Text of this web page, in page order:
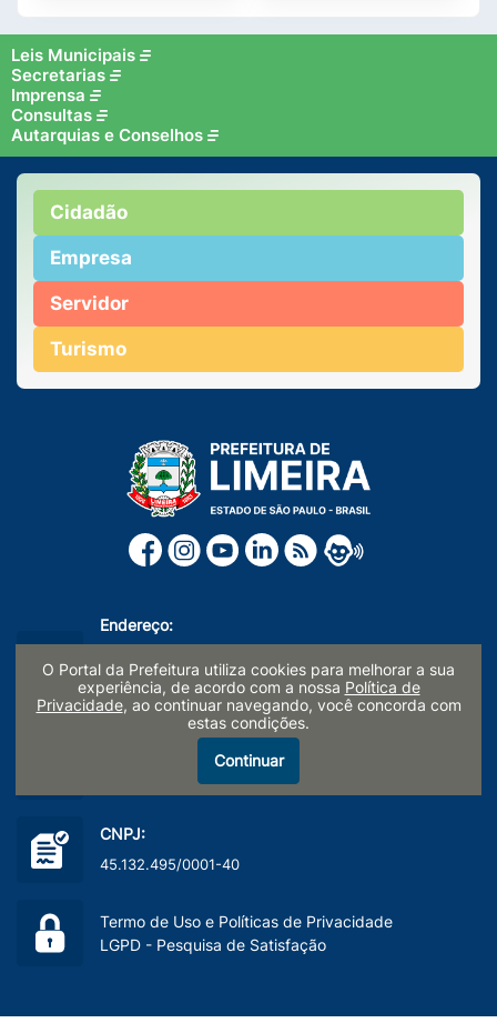
Leis Municipais
Secretarias
Imprensa
Consultas
Autarquias e Conselhos
Cidadão
Empresa
Servidor
Turismo
Endereço:
Rua Prefeito Doutor Alberto Ferreira nº 179
Centro, Limeira/SP - CEP: 13481-900
(19) 3404-9600
CNPJ:
45.132.495/0001-40
Termo de Uso e Políticas de Privacidade
LGPD - Pesquisa de Satisfação
O Portal da Prefeitura utiliza cookies para melhorar a sua
experiência, de acordo com a nossa Política de
Privacidade, ao continuar navegando, você concorda com
estas condições.
Continuar